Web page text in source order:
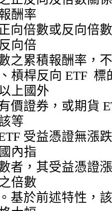
酬率
向倍
槓桿反向 ETF
上國外
等
內指
倍數